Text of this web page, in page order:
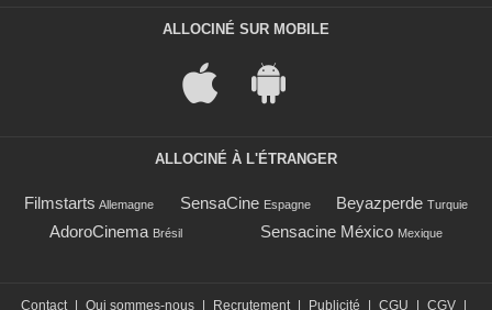
ALLOCINÉ SUR MOBILE
ALLOCINÉ À L'ÉTRANGER
Filmstarts Allemagne SensaCine Espagne Beyazperde Turquie
AdoroCinema Brésil Sensacine México Mexique
Contact Qui sommes-nous Recrutement Publicité CGU CGV